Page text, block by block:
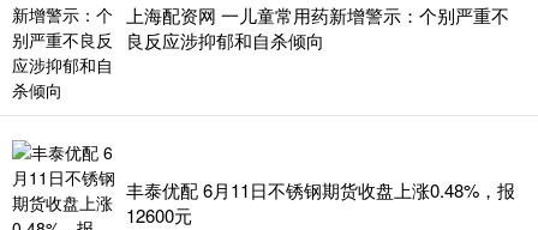
上海配资网 一儿童常用药新增警示：个别严重不
良反应涉抑郁和自杀倾向
丰泰优配 6月11日不锈钢期货收盘上涨0.48%，报
12600元